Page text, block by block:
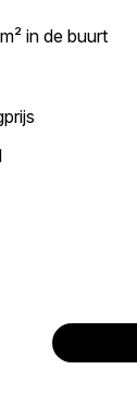
in de buurt
de markt hier is.
vraagprijs
Verwacht